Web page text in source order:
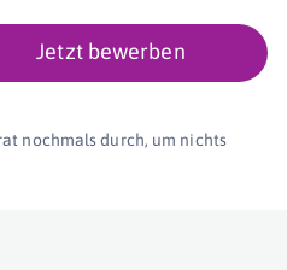
Jetzt bewerben
nochmals durch, um nichts